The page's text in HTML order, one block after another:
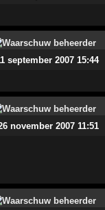
september 2007 15:44
november 2007 11:51